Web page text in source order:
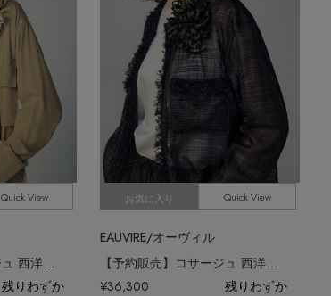
Quick View
残りわずか
お気に入り Quick View
EAUVIRE/オーヴィル
¥36,300 残りわずか